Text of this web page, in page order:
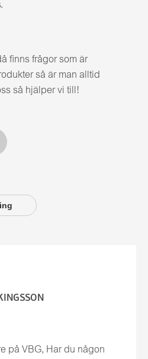
finns frågor som är
så är man alltid
så hjälper vi till!
på VBG, Har du någon